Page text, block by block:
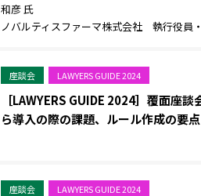
和彦 氏
ノバルティスファーマ株式会社 執行役員
座談会 LAWYERS GUIDE 2024
［LAWYERS GUIDE 2024］覆面
ら導入の際の課題、ルール作成の要
座談会 LAWYERS GUIDE 2024